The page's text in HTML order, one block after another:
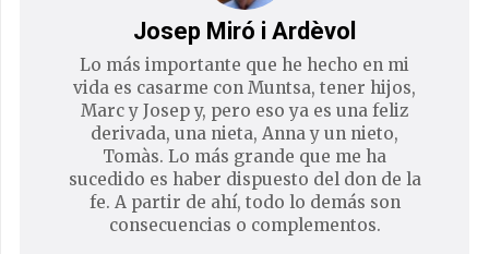
Josep Miró i Ardèvol
Lo más importante que he hecho en mi
vida es casarme con Muntsa, tener hijos,
Marc y Josep y, pero eso ya es una feliz
derivada, una nieta, Anna y un nieto,
Tomàs. Lo más grande que me ha
sucedido es haber dispuesto del don de la
fe. A partir de ahí, todo lo demás son
consecuencias o complementos.